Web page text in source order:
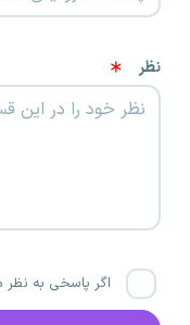
نظر
اگر پاسخی به نظر